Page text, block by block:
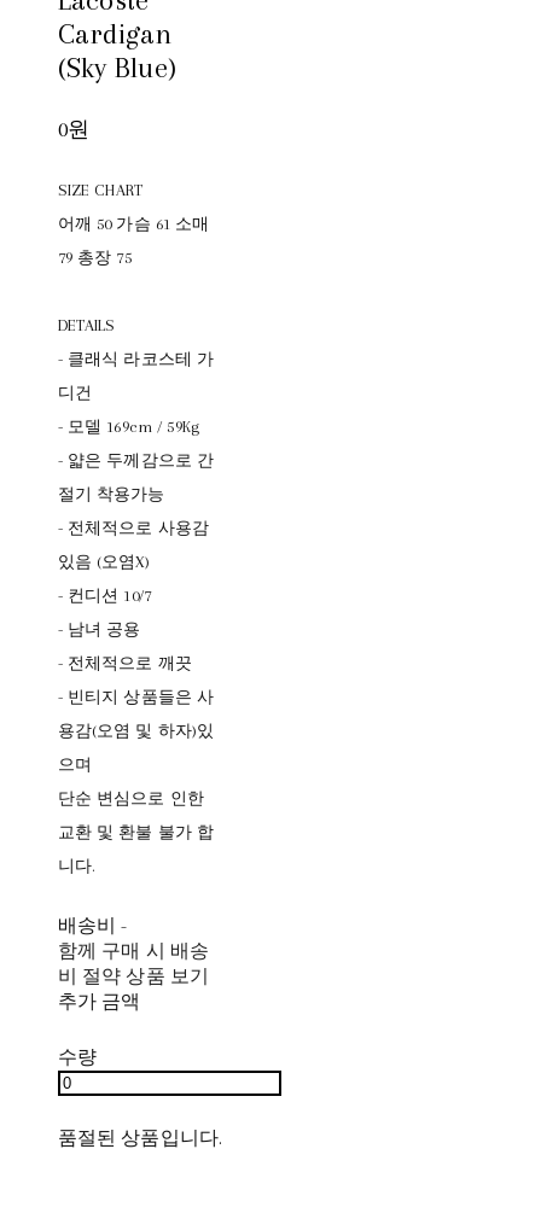
Cardigan
(Sky Blue)
0원
SIZE CHART
어깨 50 가슴 61 소매
79 총장 75
DETAILS
- 클래식 라코스테 가
디건
- 모델 169cm / 59Kg
- 얇은 두께감으로 간
절기 착용가능
- 전체적으로 사용감
있음 (오염X)
- 컨디션 10/7
- 남녀 공용
- 전체적으로 깨끗
- 빈티지 상품들은 사
용감(오염 및 하자)있
으며
단순 변심으로 인한
교환 및 환불 불가 합
니다.
배송비-
함께 구매 시 배송
비 절약 상품 보기
추가 금액
수량
품절된 상품입니다.